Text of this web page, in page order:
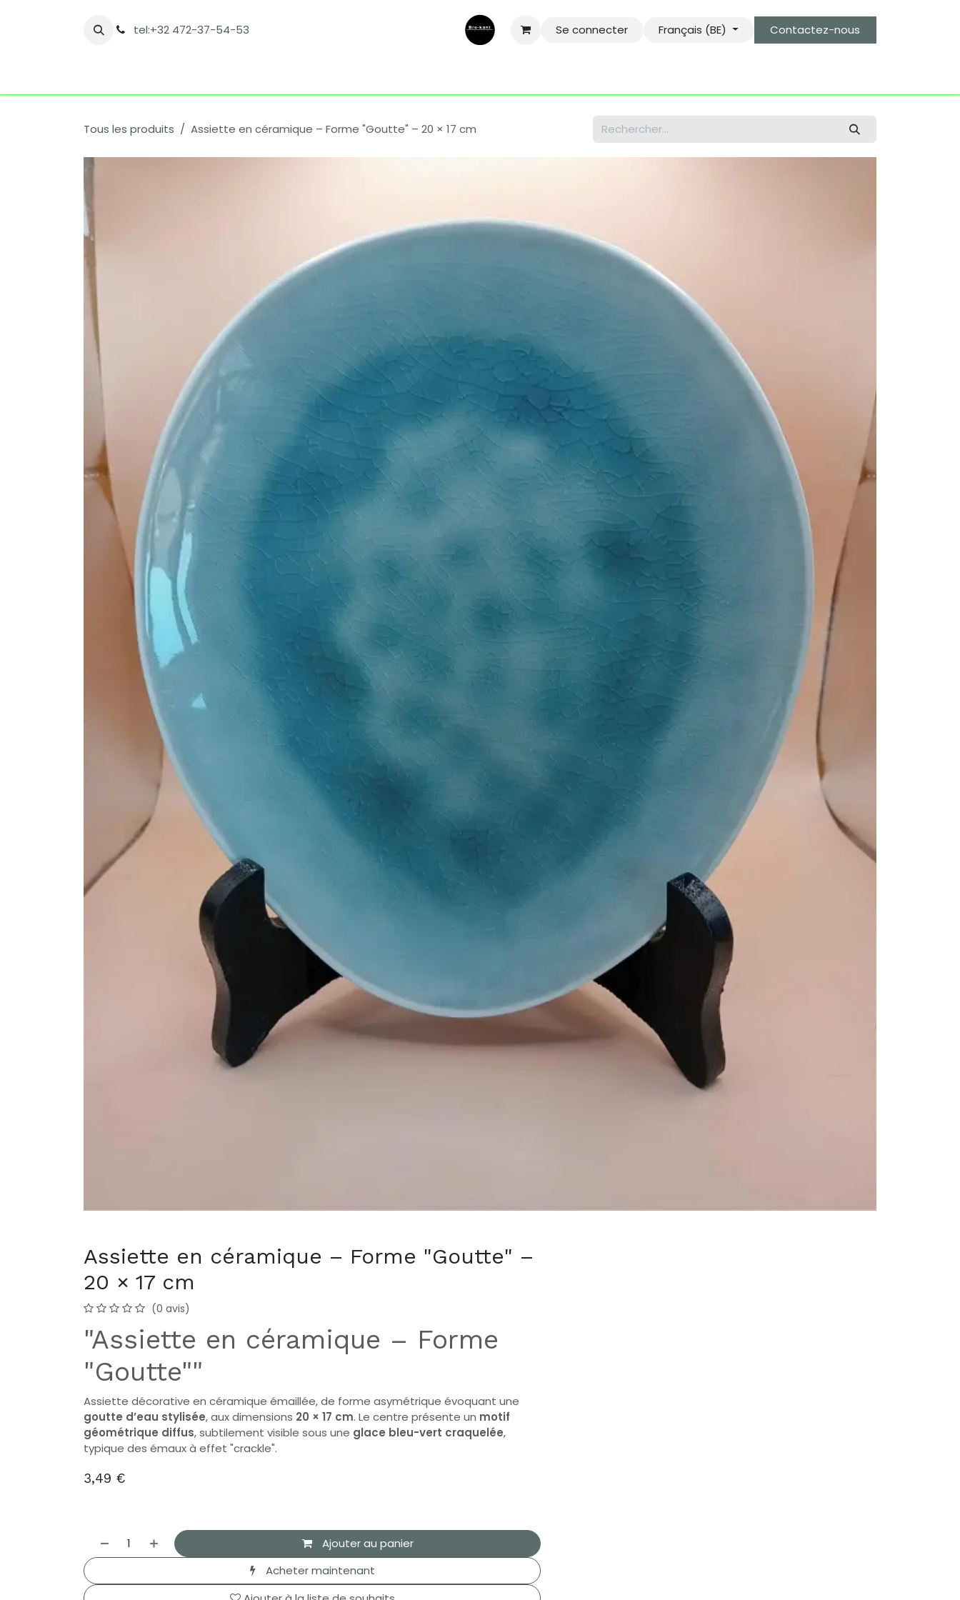
tel:+32 472-37-54-53
Se connecter Français (BE) Contactez-nous
Tous les produits Assiette en céramique – Forme "Goutte" – 20 × 17 cm
Assiette en céramique – Forme "Goutte" –
20 × 17 cm
(0 avis)
"Assiette en céramique – Forme
"Goutte""
Assiette décorative en céramique émaillée, de forme asymétrique évoquant une
goutte d’eau stylisée, aux dimensions 20 × 17 cm. Le centre présente un motif
géométrique diffus, subtilement visible sous une glace bleu-vert craquelée,
typique des émaux à effet "crackle".
3,49 €
Ajouter au panier
Acheter maintenant